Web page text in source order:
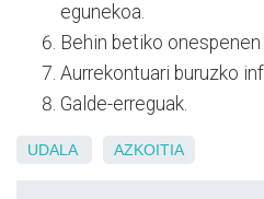
egunekoa.
Behin betiko
Aurrekontuari buruzko
Galde-erreguak.
UDALA AZKOITIA